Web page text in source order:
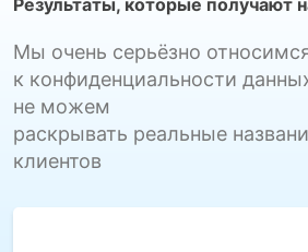
Результаты, которые получают
Мы очень серьёзно
к конфиденциальности
не можем
раскрывать реальные
клиентов